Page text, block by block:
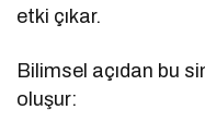
etki çıkar.
Bilimsel açıdan bu
oluşur: